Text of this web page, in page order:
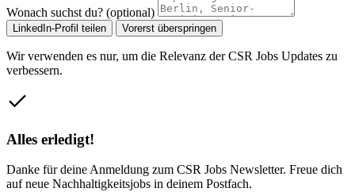
Wonach suchst du? (optional)
LinkedIn-Profil teilen Vorerst überspringen
Wir verwenden es nur, um die Relevanz der CSR Jobs Updates zu
verbessern.
Alles erledigt!
Danke für deine Anmeldung zum CSR Jobs Newsletter. Freue dich
auf neue Nachhaltigkeitsjobs in deinem Postfach.